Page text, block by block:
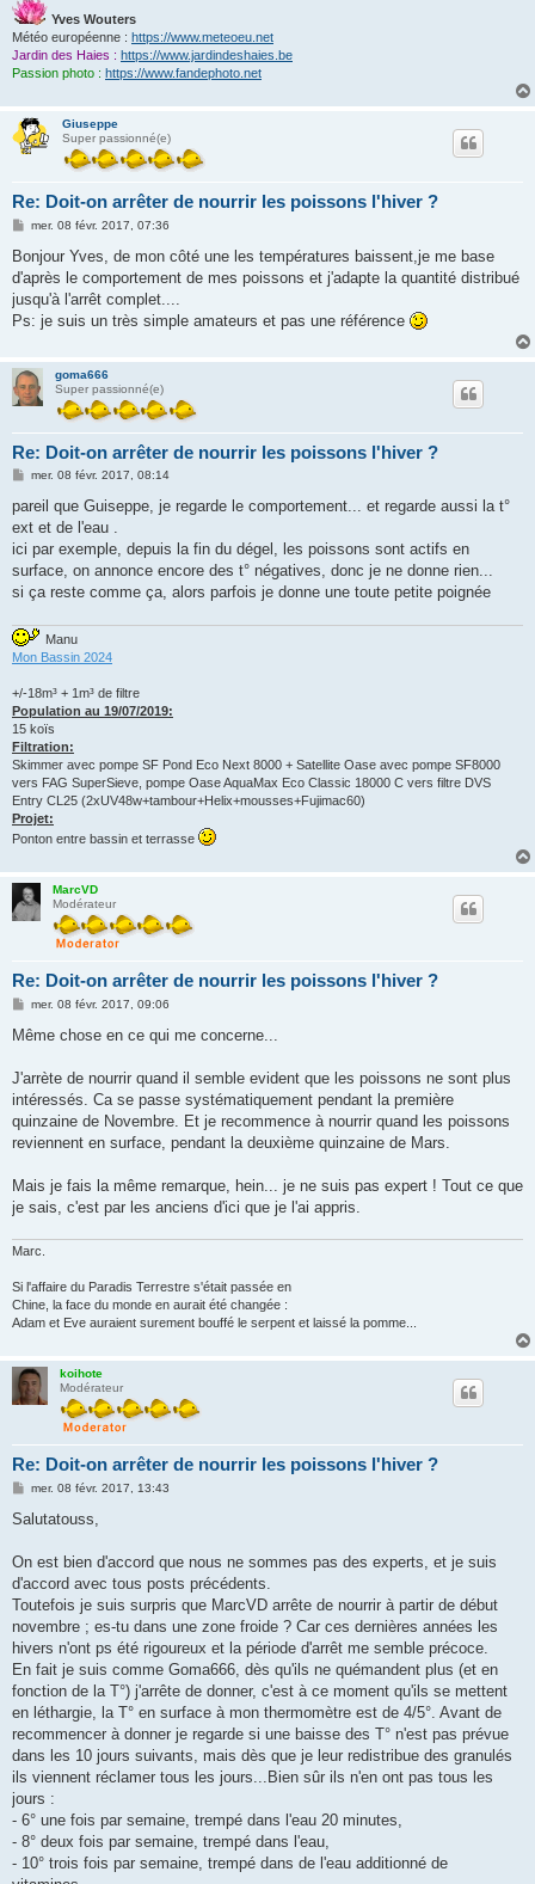
Yves Wouters
Météo européenne : https://www.meteoeu.net
Jardin des Haies : https://www.jardindeshaies.be
Passion photo : https://www.fandephoto.net
Giuseppe
Super passionné(e)
Re: Doit-on arrêter de nourrir les poissons l'hiver ?
M
s
a
g
mer. 08 févr. 2017, 07:36
Bonjour Yves, de mon côté une les températures baissent,je me base
d'après le comportement de mes poissons et j'adapte la quantité distribué
jusqu'à l'arrêt complet....
Ps: je suis un très simple amateurs et pas une référence
goma666
Super passionné(e)
Re: Doit-on arrêter de nourrir les poissons l'hiver ?
M
s
a
g
e
mer. 08 févr. 2017, 08:14
pareil que Guiseppe, je regarde le comportement... et regarde aussi la t°
ext et de l'eau .
ici par exemple, depuis la fin du dégel, les poissons sont actifs en
surface, on annonce encore des t° négatives, donc je ne donne rien...
si ça reste comme ça, alors parfois je donne une toute petite poignée
Manu
Mon Bassin 2024
+/-18m³ + 1m³ de filtre
Population au 19/07/2019:
15 koïs
Filtration:
Skimmer avec pompe SF Pond Eco Next 8000 + Satellite Oase avec pompe SF8000
vers FAG SuperSieve, pompe Oase AquaMax Eco Classic 18000 C vers filtre DVS
Entry CL25 (2xUV48w+tambour+Helix+mousses+Fujimac60)
Projet:
Ponton entre bassin et terrasse
MarcVD
Modérateur
Re: Doit-on arrêter de nourrir les poissons l'hiver ?
M
s
g
mer. 08 févr. 2017, 09:06
Même chose en ce qui me concerne...
J'arrète de nourrir quand il semble evident que les poissons ne sont plus
intéressés. Ca se passe systématiquement pendant la première
quinzaine de Novembre. Et je recommence à nourrir quand les poissons
reviennent en surface, pendant la deuxième quinzaine de Mars.
Mais je fais la même remarque, hein... je ne suis pas expert ! Tout ce que
je sais, c'est par les anciens d'ici que je l'ai appris.
Marc.
Si l'affaire du Paradis Terrestre s'était passée en
Chine, la face du monde en aurait été changée :
Adam et Eve auraient surement bouffé le serpent et laissé la pomme...
koihote
Modérateur
Re: Doit-on arrêter de nourrir les poissons l'hiver ?
M
s
g
mer. 08 févr. 2017, 13:43
Salutatouss,
On est bien d'accord que nous ne sommes pas des experts, et je suis
d'accord avec tous posts précédents.
Toutefois je suis surpris que MarcVD arrête de nourrir à partir de début
novembre ; es-tu dans une zone froide ? Car ces dernières années les
hivers n'ont ps été rigoureux et la période d'arrêt me semble précoce.
En fait je suis comme Goma666, dès qu'ils ne quémandent plus (et en
fonction de la T°) j'arrête de donner, c'est à ce moment qu'ils se mettent
en léthargie, la T° en surface à mon thermomètre est de 4/5°. Avant de
recommencer à donner je regarde si une baisse des T° n'est pas prévue
dans les 10 jours suivants, mais dès que je leur redistribue des granulés
ils viennent réclamer tous les jours...Bien sûr ils n'en ont pas tous les
jours :
- 6° une fois par semaine, trempé dans l'eau 20 minutes,
- 8° deux fois par semaine, trempé dans l'eau,
- 10° trois fois par semaine, trempé dans de l'eau additionné de